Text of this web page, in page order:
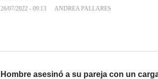
26/07/2022 - 09:13 ANDREA PALLARES
Hombre asesinó a su pareja con un